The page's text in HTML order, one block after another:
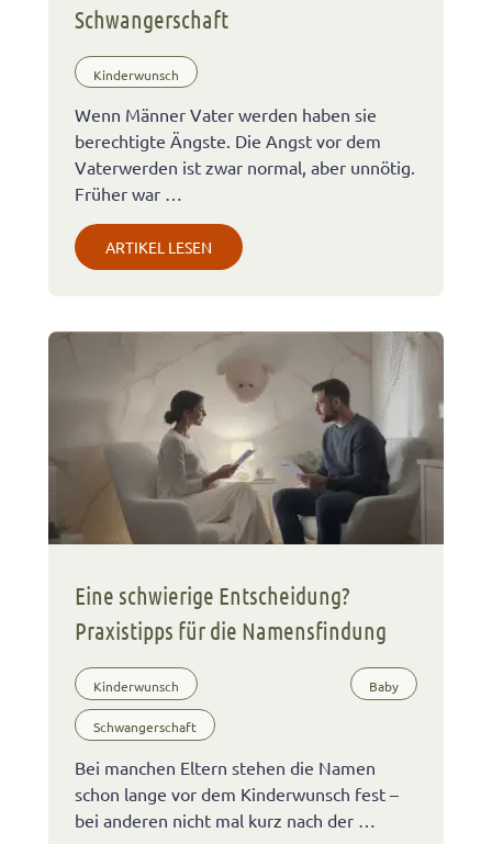
Schwangerschaft
Kinderwunsch
Wenn Männer Vater werden haben sie
berechtigte Ängste. Die Angst vor dem
Vaterwerden ist zwar normal, aber unnötig.
Früher war …
ARTIKEL LESEN
Eine schwierige Entscheidung?
Praxistipps für die Namensfindung
Kinderwunsch Baby
Schwangerschaft
Bei manchen Eltern stehen die Namen
schon lange vor dem Kinderwunsch fest –
bei anderen nicht mal kurz nach der …